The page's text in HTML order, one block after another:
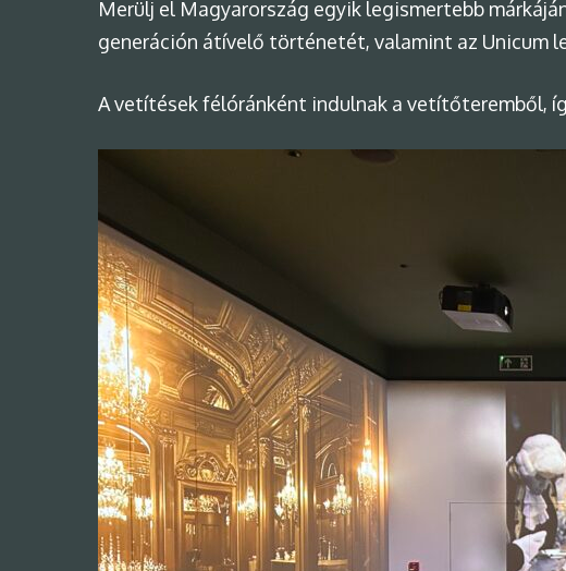
Merülj el Magyarország egyik legismertebb
generáción átívelő történetét, valamint az Unicum
A vetítések félóránként indulnak a vetítőteremből,